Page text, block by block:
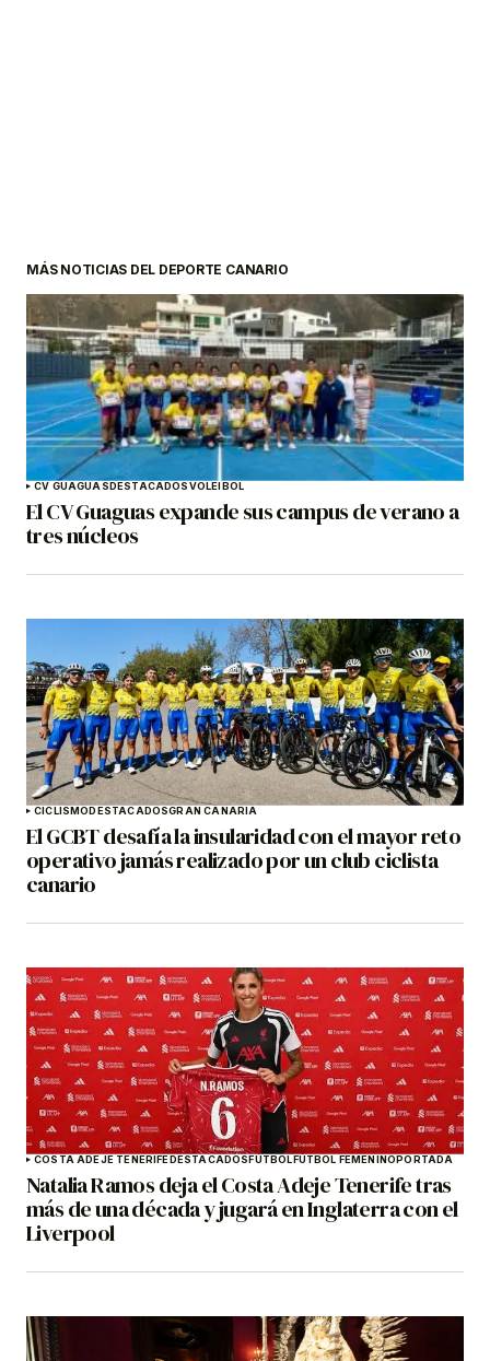
MÁS NOTICIAS DEL DEPORTE CANARIO
CV GUAGUASDESTACADOSVOLEIBOL
El CV Guaguas expande sus campus de verano a
tres núcleos
CICLISMODESTACADOSGRAN CANARIA
El GCBT desafía la insularidad con el mayor reto
operativo jamás realizado por un club ciclista
canario
COSTA ADEJE TENERIFEDESTACADOSFÚTBOLFÚTBOL FEMENINOPORTADA
Natalia Ramos deja el Costa Adeje Tenerife tras
más de una década y jugará en Inglaterra con el
Liverpool